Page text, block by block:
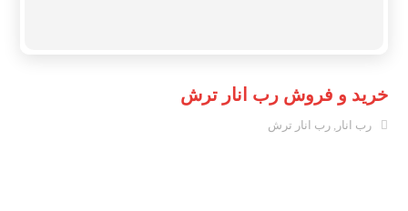
خرید و فروش رب انار ترش
رب انار ,رب انار ترش